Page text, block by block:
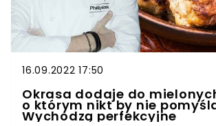
16.09.2022 17:50
Okrasa dodaje do
o którym nikt by nie
Wychodzą perfekcyjne